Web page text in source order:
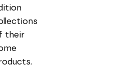
their